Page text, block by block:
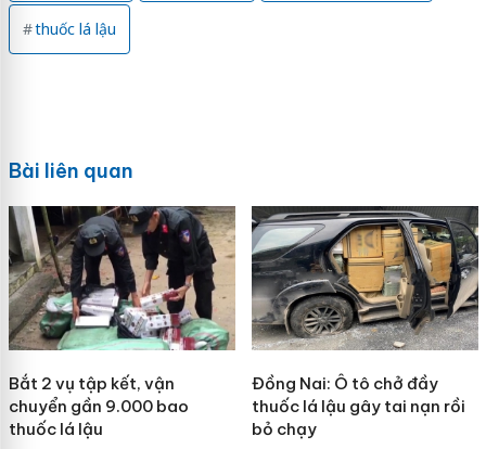
thuốc lá lậu
Bài liên quan
Bắt 2 vụ tập kết, vận
chuyển gần 9.000 bao
thuốc lá lậu
Đồng Nai: Ô tô chở đầy
thuốc lá lậu gây tai nạn rồi
bỏ chạy